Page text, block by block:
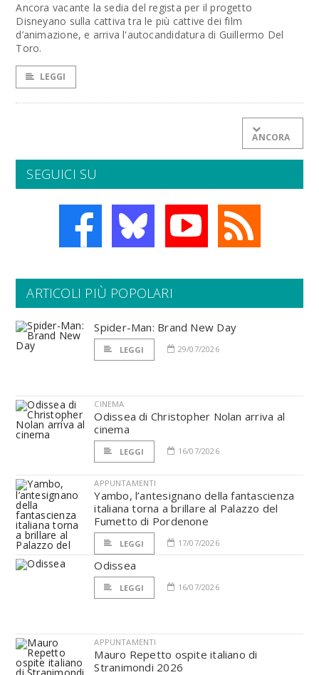
Ancora vacante la sedia del regista per il progetto
Disneyano sulla cattiva tra le più cattive dei film
d’animazione, e arriva l'autocandidatura di Guillermo Del
Toro.
LEGGI
ANCORA
SEGUICI SU
ARTICOLI PIÙ POPOLARI
Spider-Man: Brand New Day
LEGGI 29/07/2026
CINEMA
Odissea di Christopher Nolan arriva al
cinema
LEGGI 16/07/2026
APPUNTAMENTI
Yambo, l’antesignano della fantascienza
italiana torna a brillare al Palazzo del
Fumetto di Pordenone
LEGGI 17/07/2026
Odissea
LEGGI 16/07/2026
APPUNTAMENTI
Mauro Repetto ospite italiano di
Stranimondi 2026